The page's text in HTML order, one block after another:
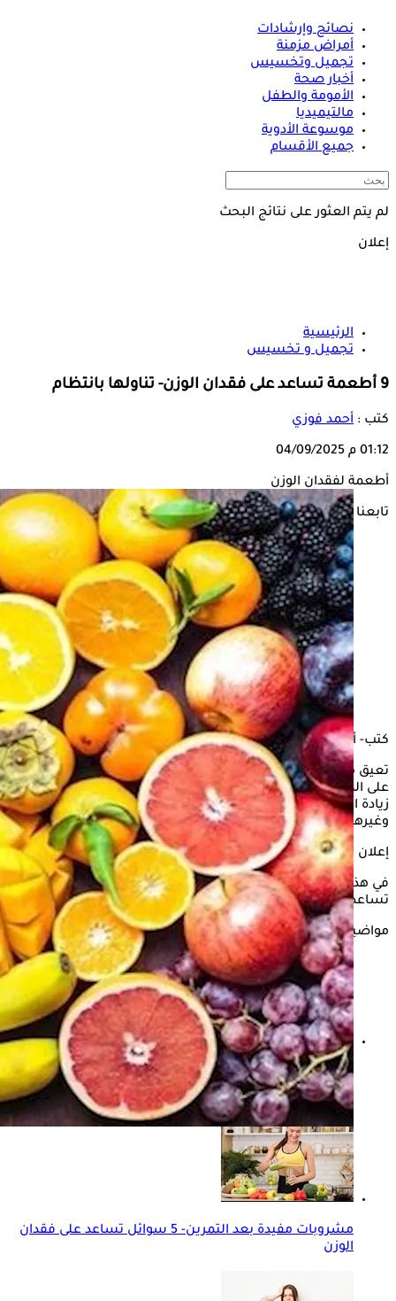
نصائح وإرشادات
أمراض مزمنة
تجميل وتخسيس
أخبار صحة
الأمومة والطفل
مالتيميديا
موسوعة الأدوية
جميع الأقسام
لم يتم العثور على نتائج البحث
إعلان
الرئيسية
تجميل و تخسيس
9 أطعمة تساعد على فقدان الوزن- تناولها بانتظام
كتب : أحمد فوزي
01:12 م 04/09/2025
أطعمة لفقدان الوزن
تابعنا على
كتب- أحمد فوزي:
تعيق مشكلة السمنة، الحياة، والحركة اليومية، إضافة إلى تأثيرها
على الصحة العامة، إذ يصاحبها العديد من الأمراض المزمنة، فعند
زيادة الوزن، يصبح الشخص عرضه لأمراض ضغط الدم والقلب
وغيرها، وبالتالي يصبحفقدان الوزنضرورة ملحة.
إعلان
في هذا السياق، يستعرض "الكونسلتو" في التقرير التالي، 9 أطعمة
تساعد على فقدان الوزن والتخلص من السمنة، وفقا ل"WBMED".
مواضيع ذات صلة
استشارية تغذية توضح العلاقة بين فقدان الوزن السريع
وشيخوخة الجلد
مشروبات مفيدة بعد التمرين- 5 سوائل تساعد على فقدان
الوزن